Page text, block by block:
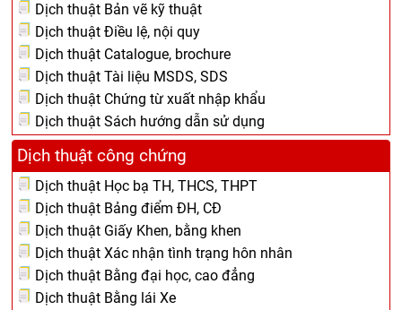
Dịch thuật Bản vẽ kỹ thuật
Dịch thuật Điều lệ, nội quy
Dịch thuật Catalogue, brochure
Dịch thuật Tài liệu MSDS, SDS
Dịch thuật Chứng từ xuất nhập khẩu
Dịch thuật Sách hướng dẫn sử dụng
Dịch thuật công chứng
Dịch thuật Học bạ TH, THCS, THPT
Dịch thuật Bảng điểm ĐH, CĐ
Dịch thuật Giấy Khen, bằng khen
Dịch thuật Xác nhận tình trạng hôn nhân
Dịch thuật Bằng đại học, cao đẳng
Dịch thuật Bằng lái Xe